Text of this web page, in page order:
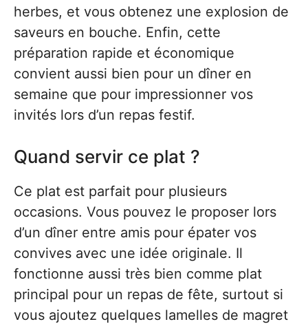
herbes, et vous obtenez une explosion de
saveurs en bouche. Enfin, cette
préparation rapide et économique
convient aussi bien pour un dîner en
semaine que pour impressionner vos
invités lors d’un repas festif.
Quand servir ce plat ?
Ce plat est parfait pour plusieurs
occasions. Vous pouvez le proposer lors
d’un dîner entre amis pour épater vos
convives avec une idée originale. Il
fonctionne aussi très bien comme plat
principal pour un repas de fête, surtout si
vous ajoutez quelques lamelles de magret